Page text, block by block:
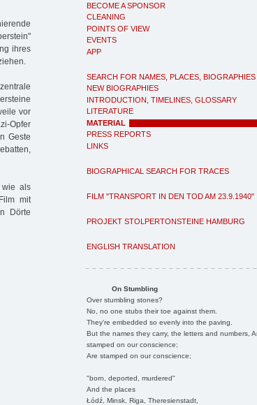
BECOME A SPONSOR
CLEANING
POINTS OF VIEW
EVENTS
APP
SEARCH FOR NAMES, PLACES, BIOGRAPHIES
NEW BIOGRAPHIES
INTRODUCTION, TIMELINES, GLOSSARY
LITERATURE
MATERIAL
PRESS REPORTS
LINKS
BIOGRAPHICAL SEARCH FOR TRACES
FILM "TRANSPORT IN DEN TOD AM 23.9.1940"
PROJEKT STOLPERTONSTEINE HAMBURG
ENGLISH TRANSLATION
On Stumbling
Over stumbling stones?
No, no one stubs their toe against them.
They're embedded so evenly into the paving.
But the names they carry, the letters and numbers,
stamped on our conscience;
Are stamped on our conscience;
"born, deported, murdered"
And the places
Łódź, Minsk, Riga, Theresienstadt,
ihres
vor
Opfer
Geste
wie als
mit
Dörte